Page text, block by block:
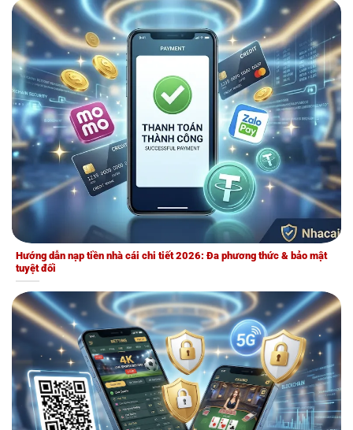
Hướng dẫn nạp tiền nhà cái chi tiết 2026: Đa phương thức & bảo mật
tuyệt đối